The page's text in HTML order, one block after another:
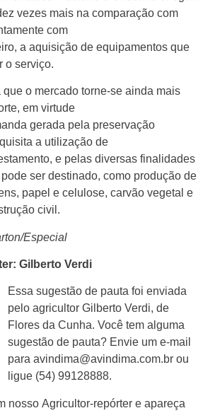
vezes mais na comparação com
com
a aquisição de equipamentos que
o serviço.
o mercado torne-se ainda mais
em virtude
gerada pela preservação
a utilização de
e pelas diversas finalidades
ser destinado, como produção de
papel e celulose, carvão vegetal e
civil.
Especial
Gilberto Verdi
Essa sugestão de pauta foi enviada
pelo agricultor Gilberto Verdi, de
Flores da Cunha. Você tem alguma
sugestão de pauta? Envie um e-mail
para avindima@avindima.com.br ou
ligue (54) 99128888.
nosso Agricultor-repórter e apareça